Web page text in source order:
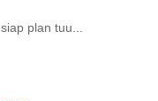
plan tuu...